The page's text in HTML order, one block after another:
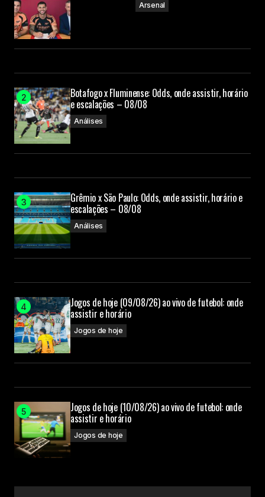
Arsenal
Botafogo x Fluminense: Odds, onde assistir, horário
e escalações – 08/08
Análises
Grêmio x São Paulo: Odds, onde assistir, horário e
escalações – 08/08
Análises
Jogos de hoje (09/08/26) ao vivo de futebol: onde
assistir e horário
Jogos de hoje
Jogos de hoje (10/08/26) ao vivo de futebol: onde
assistir e horário
Jogos de hoje